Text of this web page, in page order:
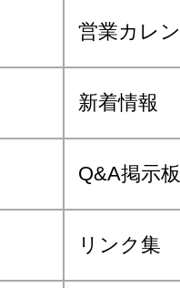
営業カレ
新着情報
Q&A掲示板
リンク集